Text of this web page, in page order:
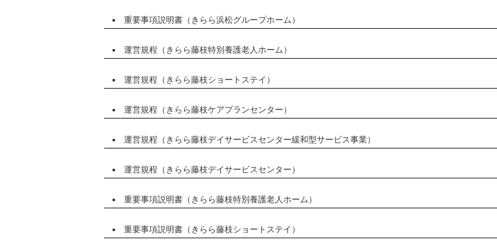
重要事項説明書（きらら浜松グループホーム）
運営規程（きらら藤枝特別養護老人ホーム）
運営規程（きらら藤枝ショートステイ）
運営規程（きらら藤枝ケアプランセンター）
運営規程（きらら藤枝デイサービスセンター緩和型サービス事業）
運営規程（きらら藤枝デイサービスセンター）
重要事項説明書（きらら藤枝特別養護老人ホーム）
重要事項説明書（きらら藤枝ショートステイ）